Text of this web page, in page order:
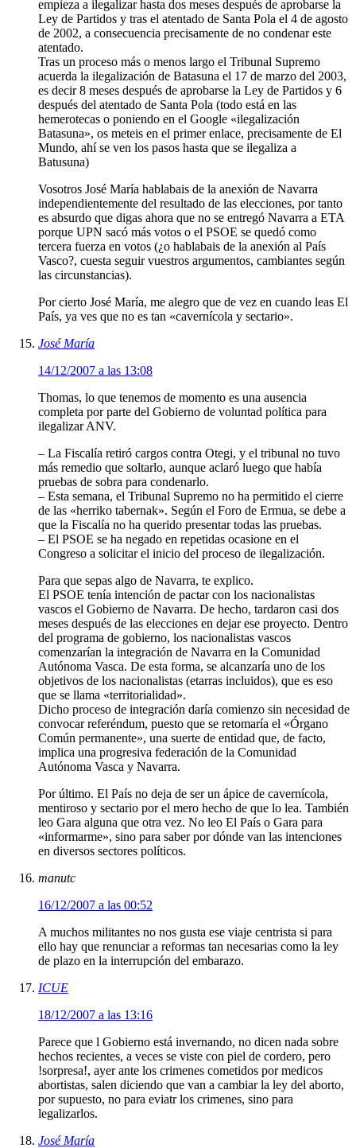
empieza a ilegalizar hasta dos meses después de aprobarse la
Ley de Partidos y tras el atentado de Santa Pola el 4 de agosto
de 2002, a consecuencia precisamente de no condenar este
atentado.
Tras un proceso más o menos largo el Tribunal Supremo
acuerda la ilegalización de Batasuna el 17 de marzo del 2003,
es decir 8 meses después de aprobarse la Ley de Partidos y 6
después del atentado de Santa Pola (todo está en las
hemerotecas o poniendo en el Google «ilegalización
Batasuna», os meteis en el primer enlace, precisamente de El
Mundo, ahí se ven los pasos hasta que se ilegaliza a
Batusuna)
Vosotros José María hablabais de la anexión de Navarra
independientemente del resultado de las elecciones, por tanto
es absurdo que digas ahora que no se entregó Navarra a ETA
porque UPN sacó más votos o el PSOE se quedó como
tercera fuerza en votos (¿o hablabais de la anexión al País
Vasco?, cuesta seguir vuestros argumentos, cambiantes según
las circunstancias).
Por cierto José María, me alegro que de vez en cuando leas El
País, ya ves que no es tan «cavernícola y sectario».
José María
14/12/2007 a las 13:08
Thomas, lo que tenemos de momento es una ausencia
completa por parte del Gobierno de voluntad política para
ilegalizar ANV.
– La Fiscalía retiró cargos contra Otegi, y el tribunal no tuvo
más remedio que soltarlo, aunque aclaró luego que había
pruebas de sobra para condenarlo.
– Esta semana, el Tribunal Supremo no ha permitido el cierre
de las «herriko tabernak». Según el Foro de Ermua, se debe a
que la Fiscalía no ha querido presentar todas las pruebas.
– El PSOE se ha negado en repetidas ocasione en el
Congreso a solicitar el inicio del proceso de ilegalización.
Para que sepas algo de Navarra, te explico.
El PSOE tenía intención de pactar con los nacionalistas
vascos el Gobierno de Navarra. De hecho, tardaron casi dos
meses después de las elecciones en dejar ese proyecto. Dentro
del programa de gobierno, los nacionalistas vascos
comenzarían la integración de Navarra en la Comunidad
Autónoma Vasca. De esta forma, se alcanzaría uno de los
objetivos de los nacionalistas (etarras incluidos), que es eso
que se llama «territorialidad».
Dicho proceso de integración daría comienzo sin necesidad de
convocar referéndum, puesto que se retomaría el «Órgano
Común permanente», una suerte de entidad que, de facto,
implica una progresiva federación de la Comunidad
Autónoma Vasca y Navarra.
Por último. El País no deja de ser un ápice de cavernícola,
mentiroso y sectario por el mero hecho de que lo lea. También
leo Gara alguna que otra vez. No leo El País o Gara para
«informarme», sino para saber por dónde van las intenciones
en diversos sectores políticos.
manutc
16/12/2007 a las 00:52
A muchos militantes no nos gusta ese viaje centrista si para
ello hay que renunciar a reformas tan necesarias como la ley
de plazo en la interrupción del embarazo.
ICUE
18/12/2007 a las 13:16
Parece que l Gobierno está invernando, no dicen nada sobre
hechos recientes, a veces se viste con piel de cordero, pero
!sorpresa!, ayer ante los crimenes cometidos por medicos
abortistas, salen diciendo que van a cambiar la ley del aborto,
por supuesto, no para eviatr los crimenes, sino para
legalizarlos.
José María